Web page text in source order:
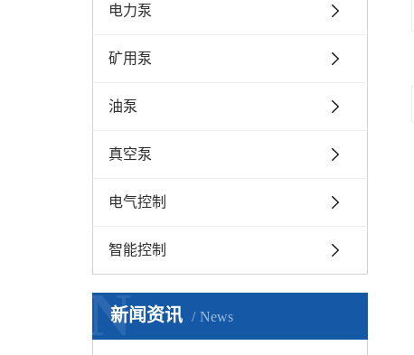
电力泵
矿用泵
油泵
真空泵
电气控制
智能控制
新闻资讯 News
N